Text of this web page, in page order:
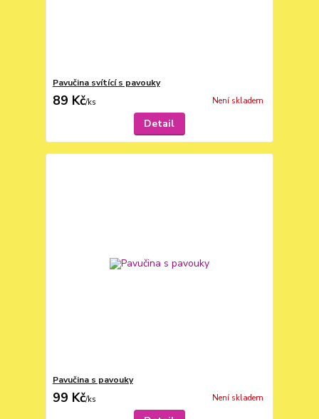
Pavučina svítící s pavouky
89 Kč/ks Není skladem
Detail
Pavučina s pavouky
99 Kč/ks Není skladem